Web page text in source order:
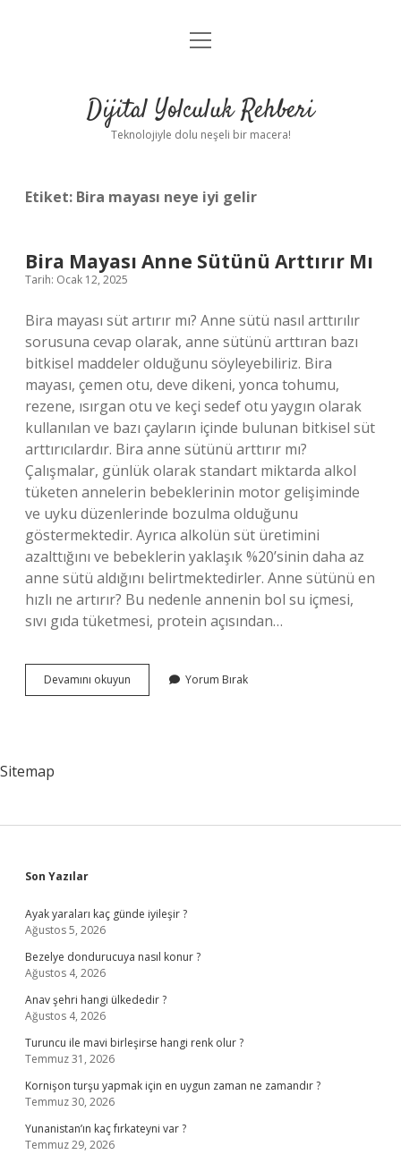
Anasayfa
Yasal Uyarı
menüyü
Dijital Yolculuk Rehberi
Teknolojiyle dolu neşeli bir macera!
Etiket: Bira mayası neye iyi gelir
Bira Mayası Anne Sütünü Arttırır Mı
Tarih: Ocak 12, 2025
Bira mayası süt artırır mı? Anne sütü nasıl arttırılır
sorusuna cevap olarak, anne sütünü arttıran bazı
bitkisel maddeler olduğunu söyleyebiliriz. Bira
mayası, çemen otu, deve dikeni, yonca tohumu,
rezene, ısırgan otu ve keçi sedef otu yaygın olarak
kullanılan ve bazı çayların içinde bulunan bitkisel süt
arttırıcılardır. Bira anne sütünü arttırır mı?
Çalışmalar, günlük olarak standart miktarda alkol
tüketen annelerin bebeklerinin motor gelişiminde
ve uyku düzenlerinde bozulma olduğunu
göstermektedir. Ayrıca alkolün süt üretimini
azalttığını ve bebeklerin yaklaşık %20’sinin daha az
anne sütü aldığını belirtmektedirler. Anne sütünü en
hızlı ne artırır? Bu nedenle annenin bol su içmesi,
sıvı gıda tüketmesi, protein açısından…
Devamını okuyun
Mayası
Yorum Bırak
Sitemap
Sidebar
Son Yazılar
Ayak yaraları kaç günde iyileşir ?
Ağustos 5, 2026
Bezelye dondurucuya nasıl konur ?
Ağustos 4, 2026
Anav şehri hangi ülkededir ?
Ağustos 4, 2026
Turuncu ile mavi birleşirse hangi renk olur ?
Temmuz 31, 2026
Kornişon turşu yapmak için en uygun zaman ne zamandır ?
Temmuz 30, 2026
Yunanistan’ın kaç fırkateyni var ?
Temmuz 29, 2026